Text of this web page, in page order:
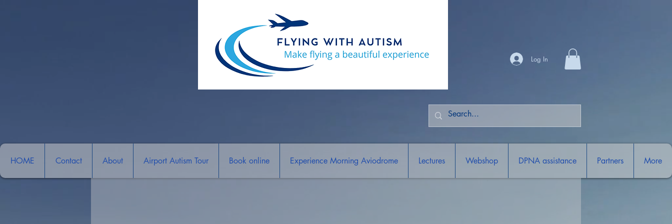
Log In
HOME Contact About Airport Autism Tour Book online Experience Morning Aviodrome Lectures Webshop DPNA assistance Partners More